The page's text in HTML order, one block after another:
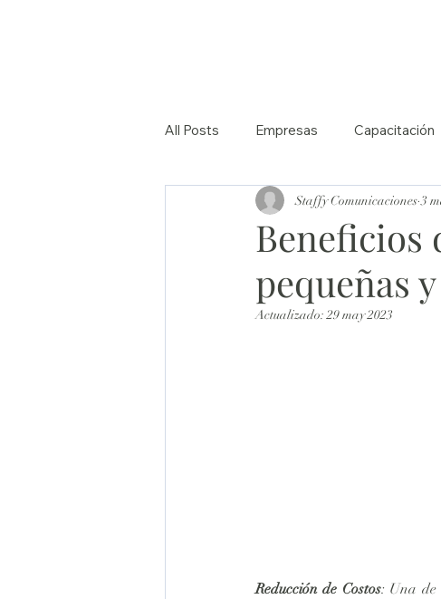
All Posts Empresas Capacitación
Beneficios
pequeñas
Staffy Comunicaciones 3
Actualizado:29 may 2023
Reducción de Costos: Una de